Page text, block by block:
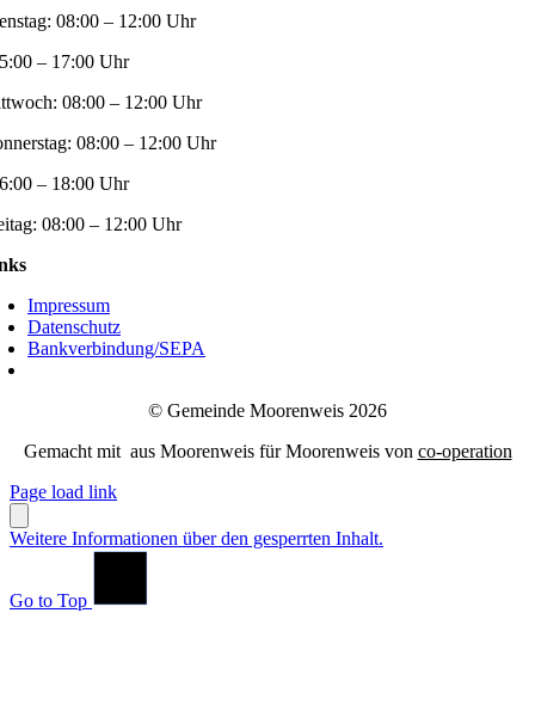
08:00 – 12:00 Uhr
– 17:00 Uhr
08:00 – 12:00 Uhr
08:00 – 12:00 Uhr
– 18:00 Uhr
08:00 – 12:00 Uhr
Impressum
Datenschutz
Bankverbindung/SEPA
© Gemeinde Moorenweis 2026
Gemacht mit aus Moorenweis für Moorenweis von co-operation
Page load link
Weitere Informationen über den gesperrten Inhalt.
Go to Top